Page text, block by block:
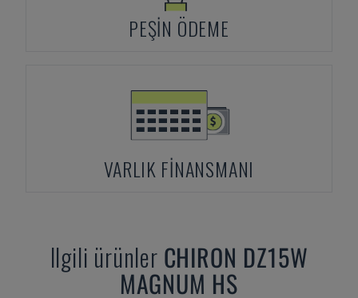
PEŞIN ÖDEME
VARLIK FINANSMANI
Ilgili ürünler CHIRON DZ15W
MAGNUM HS